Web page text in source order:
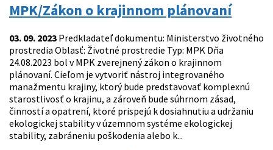
MPK/Zákon o krajinnom plánovaní
03. 09. 2023 Predkladateľ dokumentu: Ministerstvo životného
prostredia Oblasť: Životné prostredie Typ: MPK Dňa
24.08.2023 bol v MPK zverejnený zákon o krajinnom
plánovaní. Cieľom je vytvoriť nástroj integrovaného
manažmentu krajiny, ktorý bude predstavovať komplexnú
starostlivosť o krajinu, a zároveň bude súhrnom zásad,
činností a opatrení, ktoré prispejú k dosiahnutiu a udržaniu
ekologickej stability v územnom systéme ekologickej
stability, zabráneniu poškodenia alebo k...